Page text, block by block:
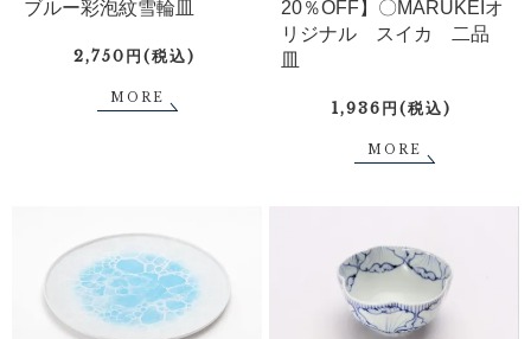
ブルー彩泡紋雪輪皿
2,750円(税込)
MORE
20％OFF】〇MARUKEIオ
リジナル スイカ 二品
皿
1,936円(税込)
MORE